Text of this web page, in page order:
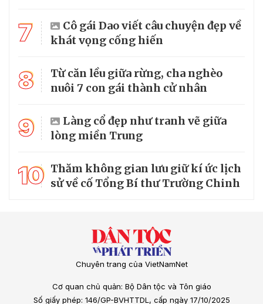
7
Cô gái Dao viết câu chuyện đẹp về
khát vọng cống hiến
8
Từ căn lều giữa rừng, cha nghèo
nuôi 7 con gái thành cử nhân
9
Làng cổ đẹp như tranh vẽ giữa
lòng miền Trung
10 Thăm không gian lưu giữ kí ức lịch
sử về cố Tổng Bí thư Trường Chinh
Chuyên trang của VietNamNet
Cơ quan chủ quản: Bộ Dân tộc và Tôn giáo
Số giấy phép: 146/GP-BVHTTDL, cấp ngày 17/10/2025